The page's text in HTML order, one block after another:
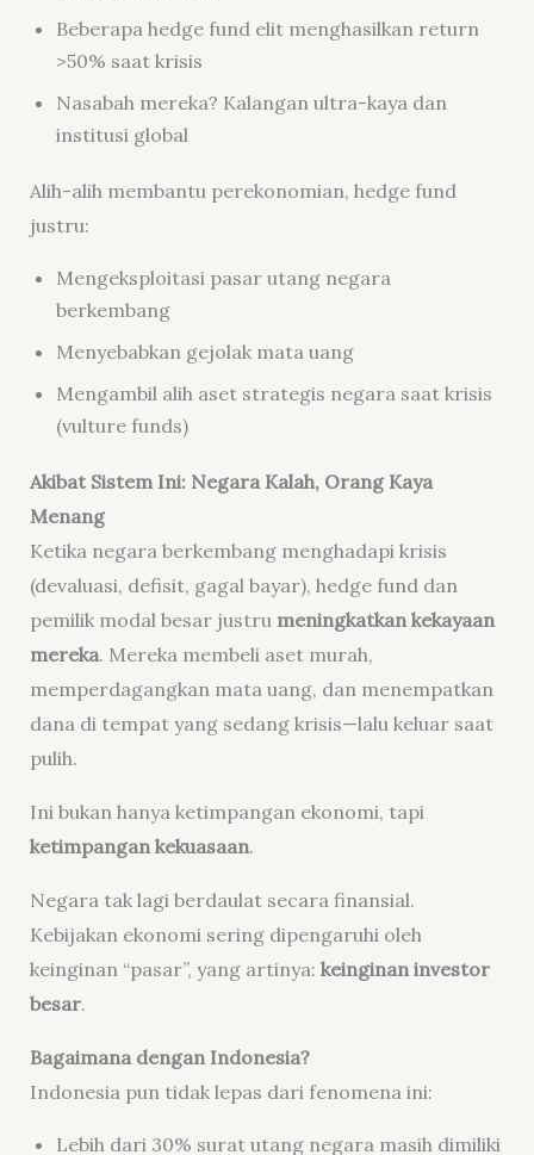
Beberapa hedge fund elit menghasilkan return
>50% saat krisis
Nasabah mereka? Kalangan ultra-kaya dan
institusi global
Alih-alih membantu perekonomian, hedge fund
justru:
Mengeksploitasi pasar utang negara
berkembang
Menyebabkan gejolak mata uang
Mengambil alih aset strategis negara saat krisis
(vulture funds)
Akibat Sistem Ini: Negara Kalah, Orang Kaya
Menang
Ketika negara berkembang menghadapi krisis
(devaluasi, defisit, gagal bayar), hedge fund dan
pemilik modal besar justru meningkatkan kekayaan
mereka. Mereka membeli aset murah,
memperdagangkan mata uang, dan menempatkan
dana di tempat yang sedang krisis—lalu keluar saat
pulih.
Ini bukan hanya ketimpangan ekonomi, tapi
ketimpangan kekuasaan.
Negara tak lagi berdaulat secara finansial.
Kebijakan ekonomi sering dipengaruhi oleh
keinginan “pasar”, yang artinya: keinginan investor
besar.
Bagaimana dengan Indonesia?
Indonesia pun tidak lepas dari fenomena ini:
Lebih dari 30% surat utang negara masih dimiliki